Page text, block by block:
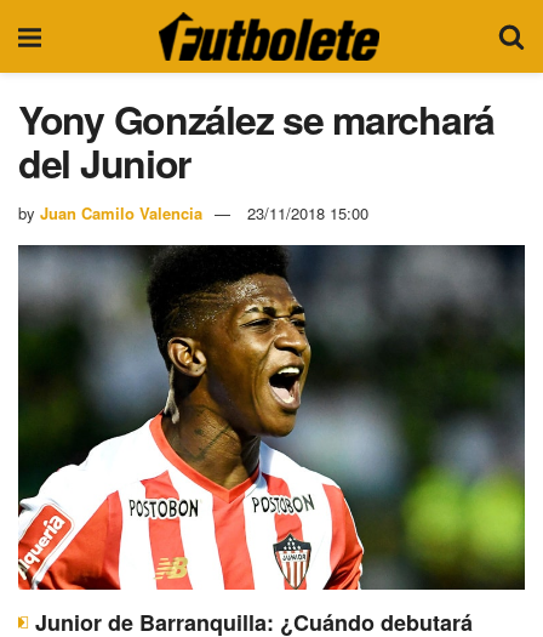
Yony González se marchará
del Junior
by Juan Camilo Valencia 23/11/2018 15:00
Junior de Barranquilla: ¿Cuándo debutará